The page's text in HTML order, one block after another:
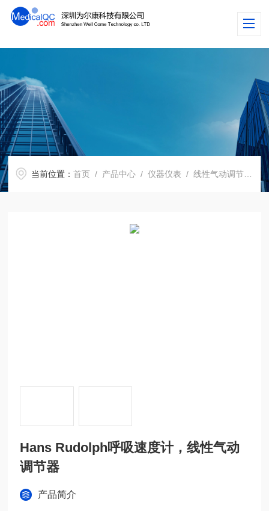
当前位置：首页 / 产品中心 /仪器仪表 /线性气动调节器 /
Hans Rudolph呼吸速度计，线性气动
调节器
产品简介